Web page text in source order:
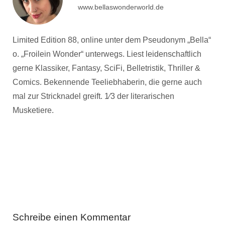
www.bellaswonderworld.de
Limited Edition 88, online unter dem Pseudonym „Bella“
o. „Froilein Wonder“ unterwegs. Liest leidenschaftlich
gerne Klassiker, Fantasy, SciFi, Belletristik, Thriller &
Comics. Bekennende Teeliebhaberin, die gerne auch
mal zur Stricknadel greift. 1⁄3 der literarischen
Musketiere.
Schreibe einen Kommentar